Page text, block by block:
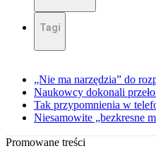
Tagi
„Nie ma narzędzia” do
Naukowcy dokonali
Tak przypomnienia w
Niesamowite „bezkresne
Promowane treści